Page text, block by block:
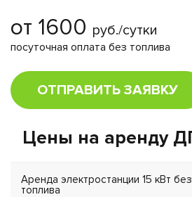
от 1600 руб./сутки
посуточная оплата без топлива
ОТПРАВИТЬ ЗАЯВКУ
Цены на аренду
Аренда электростанции 15 кВт без
топлива